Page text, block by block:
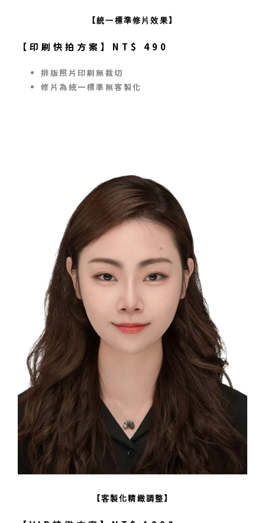
【統一標準修片效果】
【印刷快拍方案】NT$ 490
排版照片印刷無裁切
修片為統一標準無客製化
【客製化精緻調整】